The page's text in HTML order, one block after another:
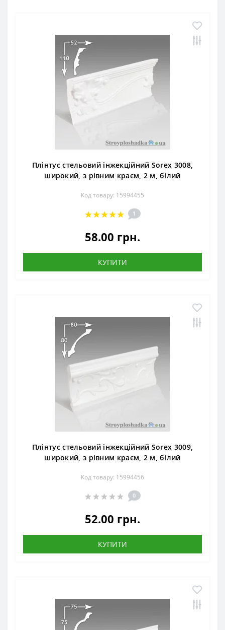
Плінтус стельовий інжекційний Sorex 3008,
широкий, з рівним краєм, 2 м, білий
Код товару: 15994455
1
58.00 грн.
КУПИТИ
Плінтус стельовий інжекційний Sorex 3009,
широкий, з рівним краєм, 2 м, білий
Код товару: 15994456
0
52.00 грн.
КУПИТИ